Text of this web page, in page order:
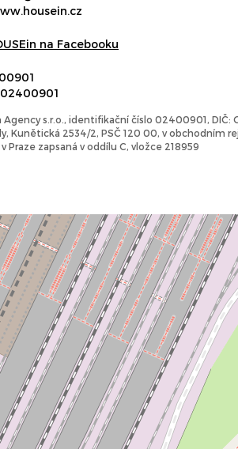
na Facebooku
Agency s.r.o., identifikační číslo 02400901, DIČ:
Kunětická 2534/2, PSČ 120 00, v obchodním
Praze zapsaná v oddílu C, vložce 218959